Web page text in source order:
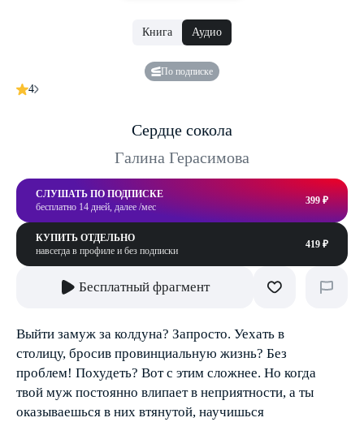
Книга Аудио
По подписке
4
Сердце сокола
Галина Герасимова
СЛУШАТЬ ПО ПОДПИСКЕ
бесплатно 14 дней, далее /мес
399 ₽
КУПИТЬ ОТДЕЛЬНО
навсегда в профиле и без подписки
419 ₽
Бесплатный фрагмент
Выйти замуж за колдуна? Запросто. Уехать в
столицу, бросив провинциальную жизнь? Без
проблем! Похудеть? Вот с этим сложнее. Но когда
твой муж постоянно влипает в неприятности, а ты
оказываешься в них втянутой, научишься